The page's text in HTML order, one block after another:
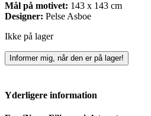
Mål på motivet: 143 x 143 cm
Designer: Pelse Asboe
Ikke på lager
Informer mig, når den er på lager!
Yderligere information